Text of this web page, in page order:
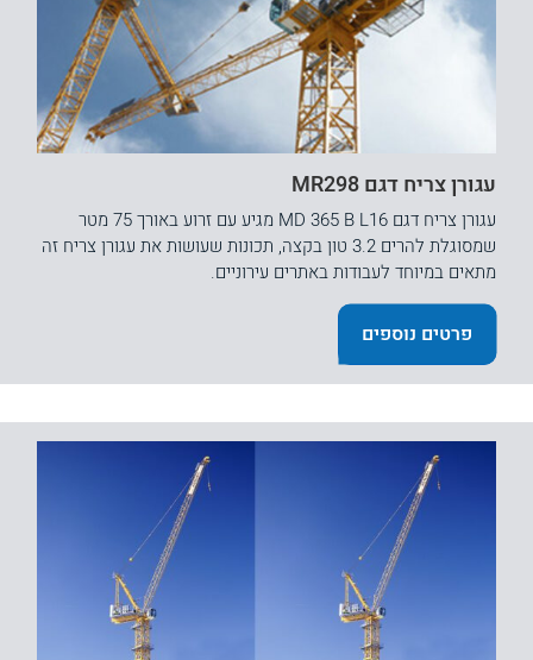
עגורן צריח דגם MR298
עגורן צריח דגם MD 365 B L16 מגיע עם זרוע באורך 75 מטר
שמסוגלת להרים 3.2 טון בקצה, תכונות שעושות את עגורן צריח זה
מתאים במיוחד לעבודות באתרים עירוניים.
פרטים נוספים